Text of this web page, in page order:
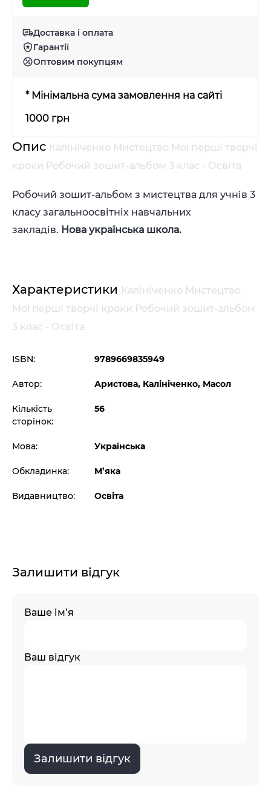
Доставка і оплата
Гарантії
Оптовим покупцям
* Мінімальна сума замовлення на сайті
1000 грн
Опис Калініченко Мистецтво Мої перші творчі
кроки Робочий зошит-альбом 3 клас - Освіта
Робочий зошит-альбом з мистецтва для учнів 3
класу загальноосвітніх навчальних
закладів. Нова українська школа.
Характеристики Калініченко Мистецтво
Мої перші творчі кроки Робочий зошит-альбом
3 клас - Освіта
ISBN: 9789669835949
Автор: Аристова, Калініченко, Масол
Кількість
сторінок:
56
Мова: Українська
Обкладинка: М’яка
Видавництво: Освіта
Залишити відгук
Ваше ім’я
Ваш відгук
Залишити відгук